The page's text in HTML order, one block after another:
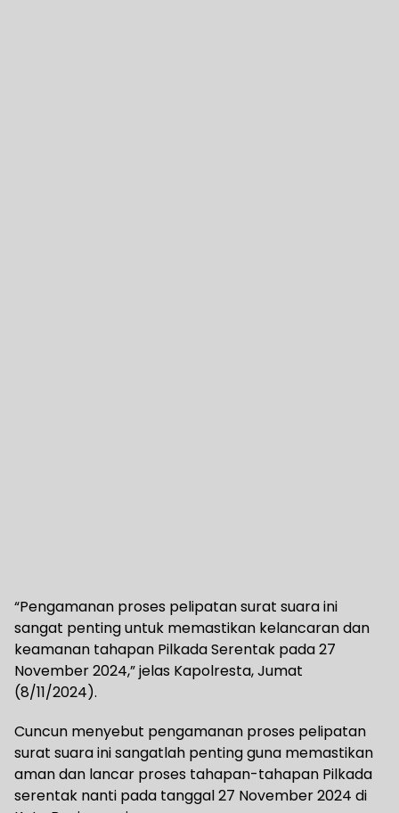
“Pengamanan proses pelipatan surat suara ini
sangat penting untuk memastikan kelancaran dan
keamanan tahapan Pilkada Serentak pada 27
November 2024,” jelas Kapolresta, Jumat
(8/11/2024).
Cuncun menyebut pengamanan proses pelipatan
surat suara ini sangatlah penting guna memastikan
aman dan lancar proses tahapan-tahapan Pilkada
serentak nanti pada tanggal 27 November 2024 di